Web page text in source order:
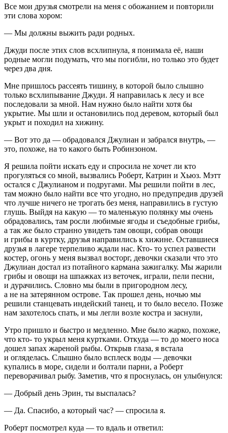
Все мои друзья смотрели на меня с обожанием и повторили
эти слова хором:
— Мы должны выжить ради родных.
Джуди после этих слов всхлипнула, я понимала её, наши
родные могли подумать, что мы погибли, но только это будет
через два дня.
Мне пришлось рассеять тишину, в которой было слышно
только всхлипывание Джуди. Я направилась к лесу и все
последовали за мной. Нам нужно было найти хотя бы
укрытие. Мы шли и остановились под деревом, который был
укрыт и походил на хижину.
— Вот это да — обрадовался Джулиан и забрался внутрь, —
это, похоже, на то какого быть Робинзоном.
Я решила пойти искать еду и спросила не хочет ли кто
прогуляться со мной, вызвались Роберт, Катрин и Хьюз. Мэтт
остался с Джулианом и подругами. Мы решили пойти в лес,
там можно было найти все что угодно, но предупредив друзей
что лучше ничего не трогать без меня, направились в густую
глушь. Выйдя на какую — то маленькую полянку мы очень
обрадовались, там росли любимые ягоды и съедобные грибы,
а так же было странно увидеть там овощи, собрав овощи
и грибы в куртку, друзья направились к хижине. Оставшиеся
друзья в лагере терпеливо ждали нас. Кто- то успел развести
костер, огонь у меня вызвал восторг, девочки сказали что это
Джулиан достал из потайного кармана зажигалку. Мы жарили
грибы и овощи на шпажках из веточек, играли, пели песни,
и дурачились. Словно мы были в пригородном лесу,
а не на затерянном острове. Так прошел день, ночью мы
решили станцевать индейский танец, и то было весело. Позже
нам захотелось спать, и мы легли возле костра и заснули,
Утро пришло и быстро и медленно. Мне было жарко, похоже,
что кто- то укрыл меня куртками. Откуда — то до моего носа
дошел запах жареной рыбы. Открыв глаза, я встала
и огляделась. Слышно было всплеск воды — девочки
купались в море, сидели и болтали парни, а Роберт
переворачивал рыбу. Заметив, что я проснулась, он улыбнулся:
— Добрый день Эрин, ты выспалась?
— Да. Спасибо, а который час? — спросила я.
Роберт посмотрел куда — то вдаль и ответил: